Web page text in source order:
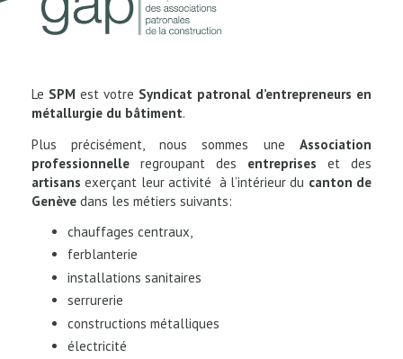
Le SPM est votre Syndicat patronal d’entrepreneurs en
métallurgie du bâtiment.
Plus précisément, nous sommes une Association
professionnelle regroupant des entreprises et des
artisans exerçant leur activité à l’intérieur du canton de
Genève dans les métiers suivants:
chauffages centraux,
ferblanterie
installations sanitaires
serrurerie
constructions métalliques
électricité